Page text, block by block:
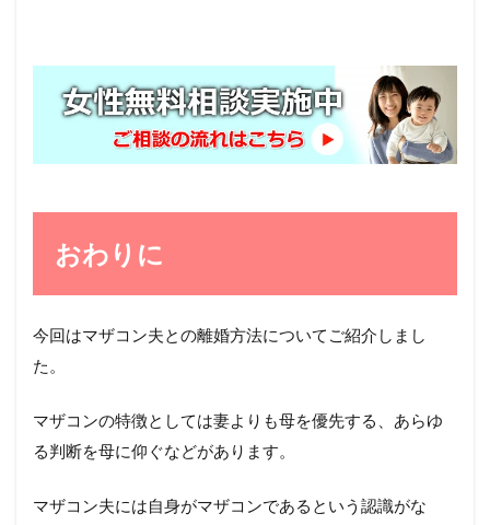
おわりに
今回はマザコン夫との離婚方法についてご紹介しまし
た。
マザコンの特徴としては妻よりも母を優先する、あらゆ
る判断を母に仰ぐなどがあります。
マザコン夫には自身がマザコンであるという認識がな